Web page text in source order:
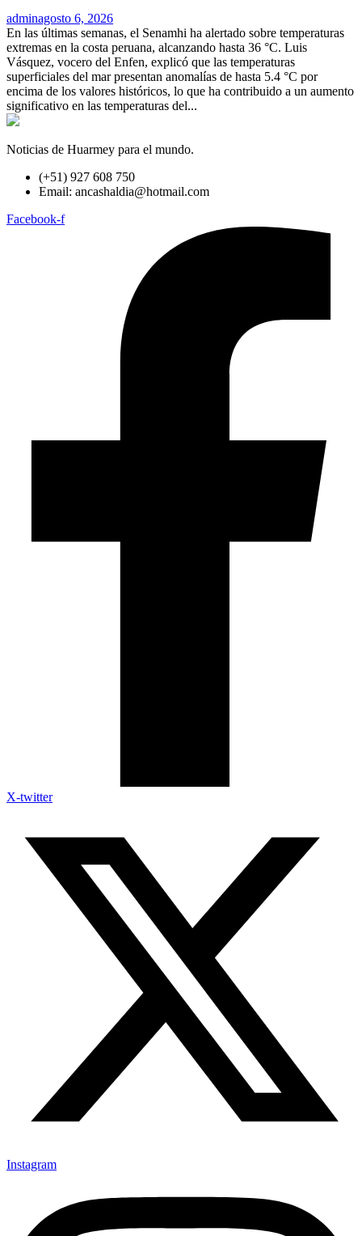
adminagosto 6, 2026
En las últimas semanas, el Senamhi ha alertado sobre temperaturas
extremas en la costa peruana, alcanzando hasta 36 °C. Luis
Vásquez, vocero del Enfen, explicó que las temperaturas
superficiales del mar presentan anomalías de hasta 5.4 °C por
encima de los valores históricos, lo que ha contribuido a un aumento
significativo en las temperaturas del...
Noticias de Huarmey para el mundo.
(+51) 927 608 750
Email: ancashaldia@hotmail.com
Facebook-f
X-twitter
Instagram